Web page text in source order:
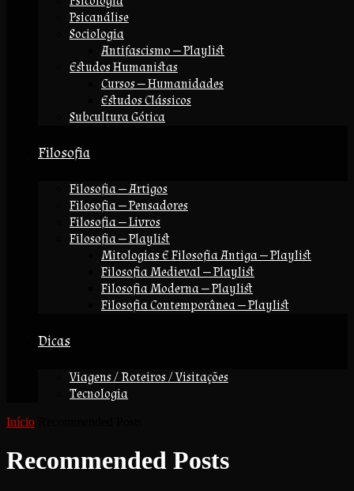
Psicanálise
Sociologia
Antifascismo — Playlist
Estudos Humanistas
Cursos — Humanidades
Estudos Clássicos
Subcultura Gótica
Filosofia
Filosofia — Artigos
Filosofia — Pensadores
Filosofia — Livros
Filosofia — Playlist
Mitologias E Filosofia Antiga — Playlist
Filosofia Medieval — Playlist
Filosofia Moderna — Playlist
Filosofia Contemporânea — Playlist
Dicas
Viagens / Roteiros / Visitações
Tecnologia
Início
Recommended Posts